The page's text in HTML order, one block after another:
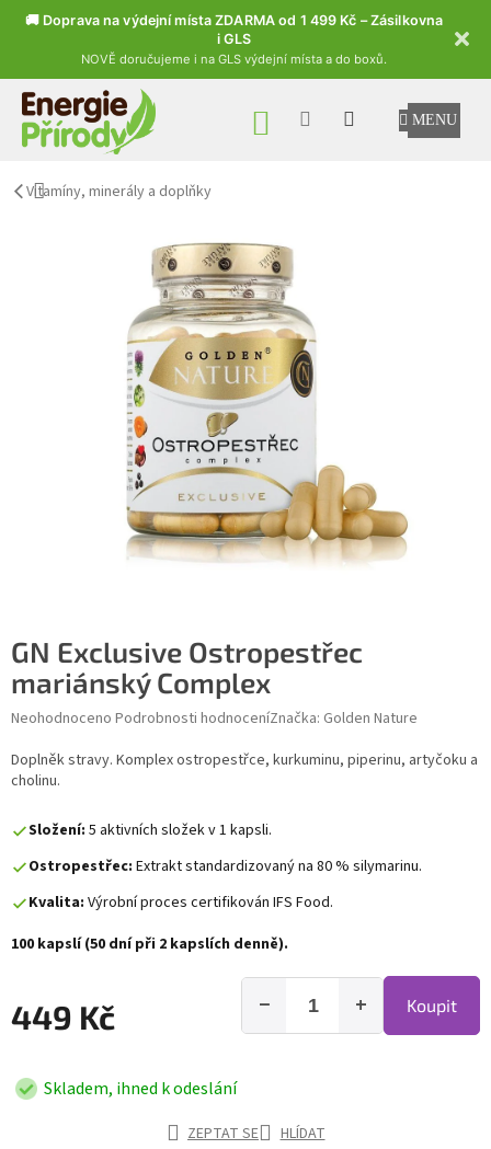
🚚 Doprava na výdejní místa ZDARMA od 1 499 Kč – Zásilkovna
i GLS
NOVĚ doručujeme i na GLS výdejní místa a do boxů.
Přejít na obsah
NÁKUPNÍ KOŠÍK
Vitamíny, minerály a doplňky
GN Exclusive Ostropestřec
mariánský Complex
Průměrné hodnocení produktu je 0,0 z 5 hvězdiček.
Neohodnoceno Podrobnosti hodnoceníZnačka: Golden Nature
Doplněk stravy. Komplex ostropestřce, kurkuminu, piperinu, artyčoku a
cholinu.
Složení: 5 aktivních složek v 1 kapsli.
Ostropestřec: Extrakt standardizovaný na 80 % silymarinu.
Kvalita: Výrobní proces certifikován IFS Food.
100 kapslí (50 dní při 2 kapslích denně).
449 Kč +
− Koupit
Skladem, ihned k odeslání
ZEPTAT SE HLÍDAT